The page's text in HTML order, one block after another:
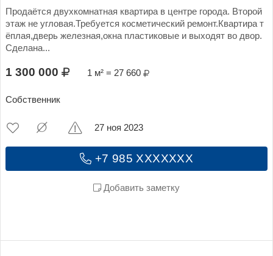
Продаётся двухкомнатная квартира в центре города. Второй
этаж не угловая.Требуется косметический ремонт.Квартира т
ёплая,дверь железная,окна пластиковые и выходят во двор.
Сделана...
1 300 000 1 м² = 27 660
Собственник
+7 985 XXXXXXX
Добавить заметку
27 ноя 2023